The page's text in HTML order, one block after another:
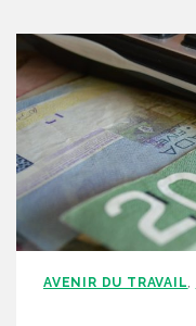
AVENIR DU TRAVAIL